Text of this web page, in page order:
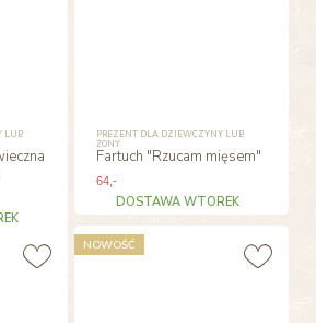
LUB
PREZENT DLA DZIEWCZYNY LUB
ŻONY
Fartuch "Rzucam mięsem"
64 ,-
DOSTAWA WTOREK
NOWOŚĆ